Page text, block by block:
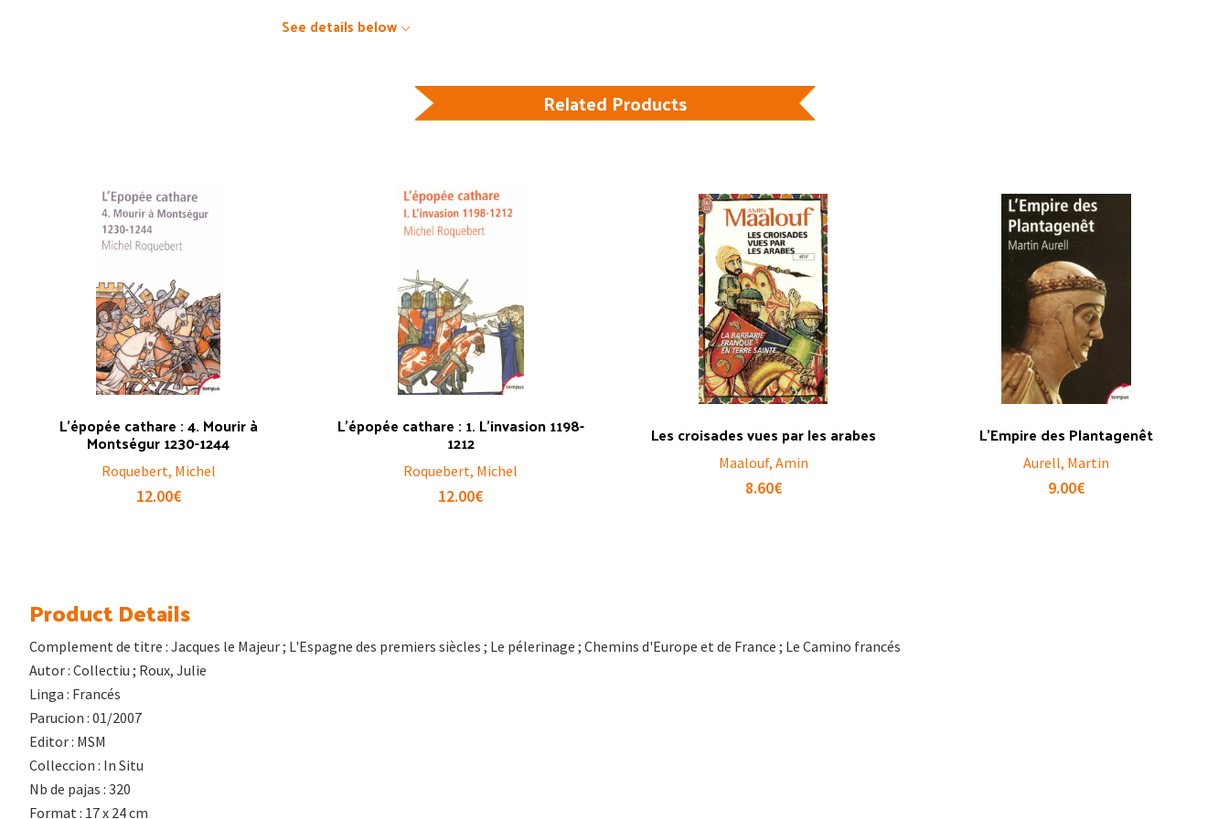
See details below
Related Products
L’épopée cathare : 4. Mourir à
Montségur 1230-1244
Roquebert, Michel
12.00€
L’épopée cathare : 1. L’invasion 1198-
1212
Roquebert, Michel
12.00€
Les croisades vues par les arabes
Maalouf, Amin
8.60€
L’Empire des Plantagenêt
Aurell, Martin
9.00€
Product Details
Complement de titre : Jacques le Majeur ; L'Espagne des premiers siècles ; Le pélerinage ; Chemins d'Europe et de France ; Le Camino francés
Autor : Collectiu ; Roux, Julie
Linga : Francés
Parucion : 01/2007
Editor : MSM
Colleccion : In Situ
Nb de pajas : 320
Format : 17 x 24 cm